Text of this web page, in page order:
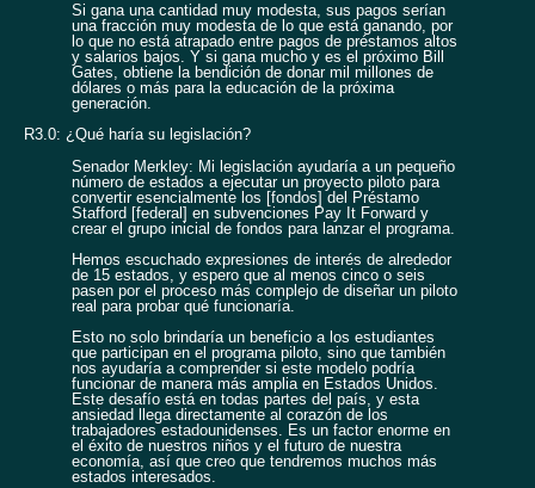
Si gana una cantidad muy modesta, sus pagos serían
una fracción muy modesta de lo que está ganando, por
lo que no está atrapado entre pagos de préstamos altos
y salarios bajos. Y si gana mucho y es el próximo Bill
Gates, obtiene la bendición de donar mil millones de
dólares o más para la educación de la próxima
generación.
R3.0: ¿Qué haría su legislación?
Senador Merkley: Mi legislación ayudaría a un pequeño
número de estados a ejecutar un proyecto piloto para
convertir esencialmente los [fondos] del Préstamo
Stafford [federal] en subvenciones Pay It Forward y
crear el grupo inicial de fondos para lanzar el programa.
Hemos escuchado expresiones de interés de alrededor
de 15 estados, y espero que al menos cinco o seis
pasen por el proceso más complejo de diseñar un piloto
real para probar qué funcionaría.
Esto no solo brindaría un beneficio a los estudiantes
que participan en el programa piloto, sino que también
nos ayudaría a comprender si este modelo podría
funcionar de manera más amplia en Estados Unidos.
Este desafío está en todas partes del país, y esta
ansiedad llega directamente al corazón de los
trabajadores estadounidenses. Es un factor enorme en
el éxito de nuestros niños y el futuro de nuestra
economía, así que creo que tendremos muchos más
estados interesados.